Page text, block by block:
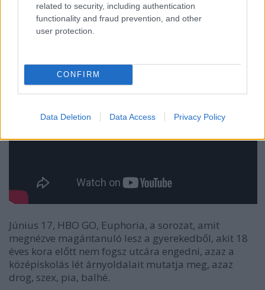
related to security, including authentication
functionality and fraud prevention, and other
user protection.
CONFIRM
Data Deletion Data Access Privacy Policy
Június 17, HBO GO, Euphoria, a sorozat, amit
megnézve magántanuló lesz a gyerekedből, akit 18
éves kora előtt nem fogsz utcára engedni, azaz a
középiskolás lét árnyoldalait mutatja meg, azaz
drog, szex, pia, balhé.